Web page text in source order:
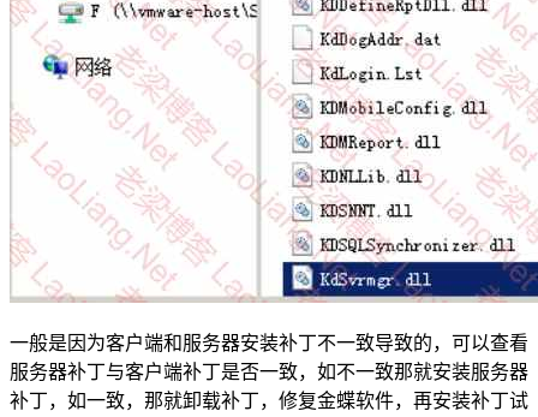
一般是因为客户端和服务器安装补丁不一致导致的，可以查看
服务器补丁与客户端补丁是否一致，如不一致那就安装服务器
补丁，如一致，那就卸载补丁，修复金蝶软件，再安装补丁试